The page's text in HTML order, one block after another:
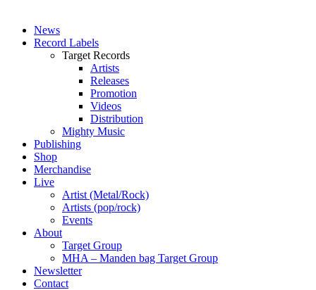
News
Record Labels
Target Records
Artists
Releases
Promotion
Videos
Distribution
Mighty Music
Publishing
Shop
Merchandise
Live
Artist (Metal/Rock)
Artists (pop/rock)
Events
About
Target Group
MHA – Manden bag Target Group
Newsletter
Contact